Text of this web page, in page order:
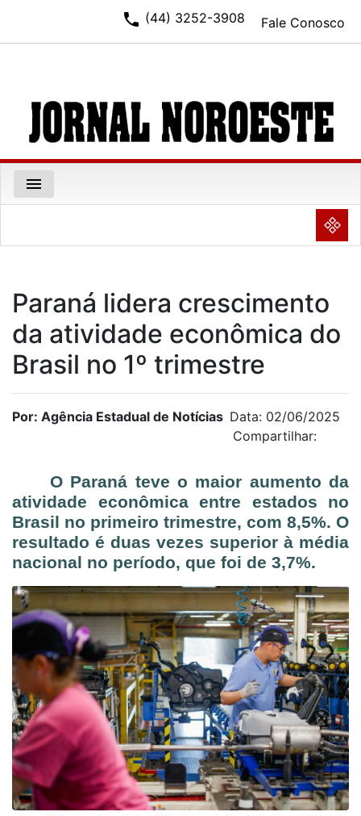
Fale Conosco
phone (44) 3252-3908
menu
NULL
Paraná lidera crescimento
da atividade econômica do
Brasil no 1º trimestre
Por: Agência Estadual de Notícias Data: 02/06/2025
Compartilhar:
O Paraná teve o maior aumento da
atividade econômica entre estados no
Brasil no primeiro trimestre, com 8,5%. O
resultado é duas vezes superior à média
nacional no período, que foi de 3,7%.